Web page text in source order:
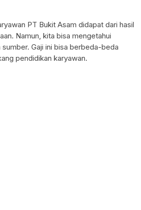
PT Bukit Asam didapat dari hasil
Namun, kita bisa mengetahui
Gaji ini bisa berbeda-beda
pendidikan karyawan.